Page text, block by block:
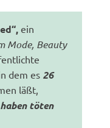
ein
Mode, Beauty
dem es 26
läßt,
töten